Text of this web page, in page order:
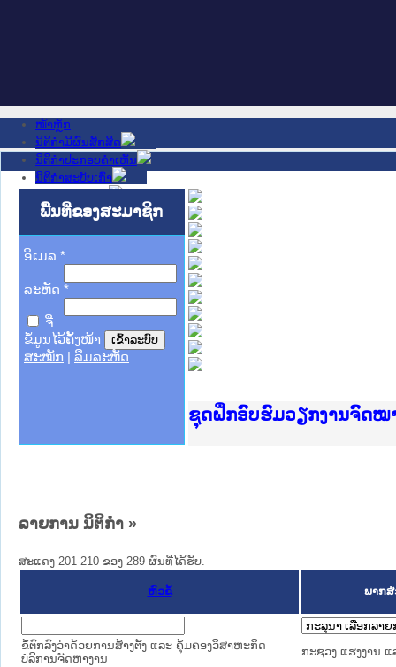
ໜ້າຫຼັກ
ນິຕິກໍາມີຜົນສັກສິດ
ນິຕິກໍາປະກອບຄໍາເຫັນ
ນິຕິກໍາສະບັບເກົ່າ
ເວັບໄຊອື່ນໆ
ຊ່ວຍເຫຼືອ
ພື້ນທີ່ຂອງສະມາຊິກ
ອີເມລ *
ລະຫັດ *
ຈື່
ຂໍ້ມູນໄວ້ຄັ້ງໜ້າ
ສະໝັກ
ລືມລະຫັດ
Ministry of Justice Lao
ເຜີຍແຜ່ວັບໄຊຈົດໝາຍເຫດ
ກະຊວງຍຸຕິທຳ
ຊຸດຝຶກອົບຮົມວຽກງານຈົດໝ
ກອງປະຊຸມທົບທວນຄືນການ
ຝຶກອົບຮົມ ຜູ່ປະສານງານວຽ
ຝຶກອົບຮົມ ຜູ່ປະສານງານວຽ
ເຜີຍແຜ່ແອັບກົດໝາຍລາວ
ເຜີຍແຜ່ແອັບກົດໝາຍລາວ ແ
ຍົກລະດັບວຽກງານຈົດໝາຍ
ຊຸດຝຶກອົບຮົມວຽກງານຈົດໝ
ລາຍການ ນິຕິກໍາ »
ສະແດງ 201-210 ຂອງ 289 ຜົນທີ່ໄດ້ຮັບ.
ຫົວຂໍ້ ພາກ
ຂໍ້ຕົກລົງວ່າດ້ວຍການສ້າງຕັ້ງ ແລະ ຄຸ້ມຄອງວິສາຫະກິດ
ບໍລິການຈັດຫາງານ
ກະຊວງ ແຮງງານ